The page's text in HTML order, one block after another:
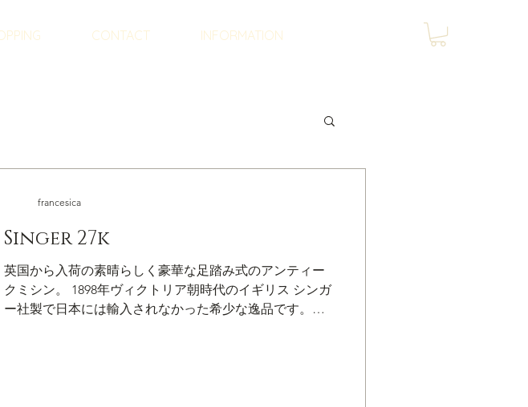
CONTACT INFORMATION
Singer 27k
英国から入荷の素晴らしく豪華な足踏み式のアンティー
クミシン。 1898年ヴィクトリア朝時代のイギリス シンガ
ー社製で日本には輸入されなかった希少な逸品です。弾
francesica